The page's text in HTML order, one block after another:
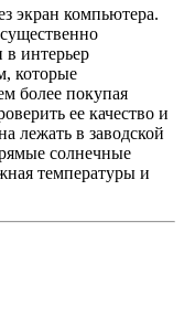
экран компьютера.
в интерьер
которые
более покупая
ее качество и
лежать в заводской
солнечные
температуры и